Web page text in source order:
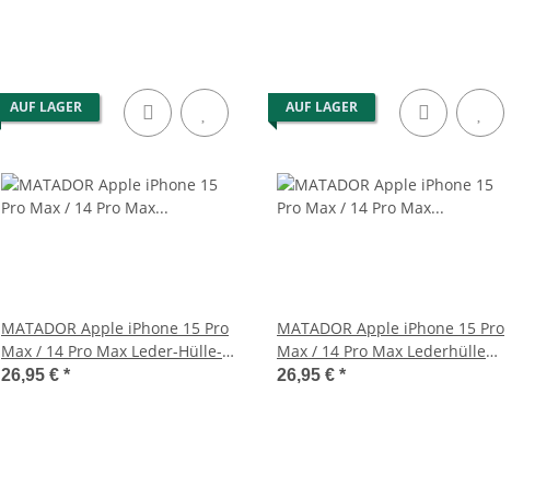
AUF LAGER
MATADOR Apple iPhone 15 Pro
Max / 14 Pro Max Leder-Hülle-
Etui Braun
26,95 € *
AUF LAGER
MATADOR Apple iPhone 15 Pro
Max / 14 Pro Max Lederhülle
Schwarz
26,95 € *